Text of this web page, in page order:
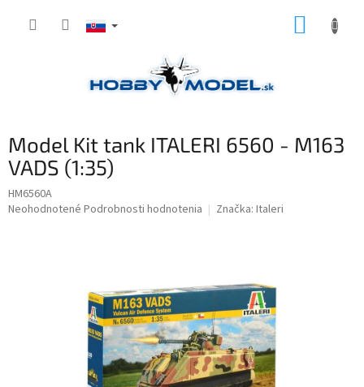
Model Kit tank ITALERI 6560 - M163
VADS (1:35)
HM6560A
Priemerné
Neohodnotené Podrobnosti hodnotenia Značka: Italeri